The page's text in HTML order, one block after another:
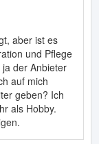
aber ist es
und Pflege
der Anbieter
auf mich
geben? Ich
als Hobby.